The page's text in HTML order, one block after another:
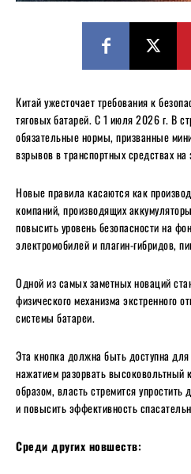
Китай ужесточает требования к
тяговых батарей. С 1 июля 2026 г. В
обязательные нормы, призванные
взрывов в транспортных средствах на
Новые правила касаются как
компаний, производящих
повысить уровень безопасности на
электромобилей и плагин-гибридов,
Одной из самых заметных новаций
физического механизма экстренного
системы батареи.
Эта кнопка должна быть доступна
нажатием разорвать высоковольтный
образом, власть стремится упростить
и повысить эффективность
Среди других новшеств: